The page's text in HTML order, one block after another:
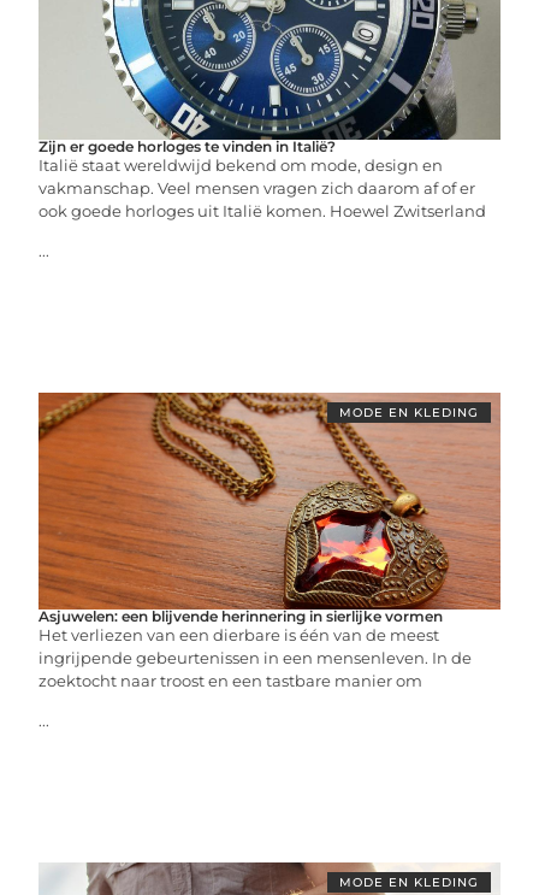
Zijn er goede horloges te vinden in Italië?
Italië staat wereldwijd bekend om mode, design en
vakmanschap. Veel mensen vragen zich daarom af of er
ook goede horloges uit Italië komen. Hoewel Zwitserland
...
MODE EN KLEDING
Asjuwelen: een blijvende herinnering in sierlijke vormen
Het verliezen van een dierbare is één van de meest
ingrijpende gebeurtenissen in een mensenleven. In de
zoektocht naar troost en een tastbare manier om
...
MODE EN KLEDING